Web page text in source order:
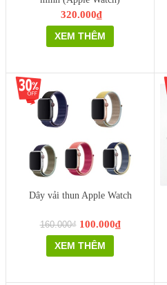
320.000₫
XEM THÊM
Dây vải thun Apple Watch
160.000₫ 100.000₫
XEM THÊM